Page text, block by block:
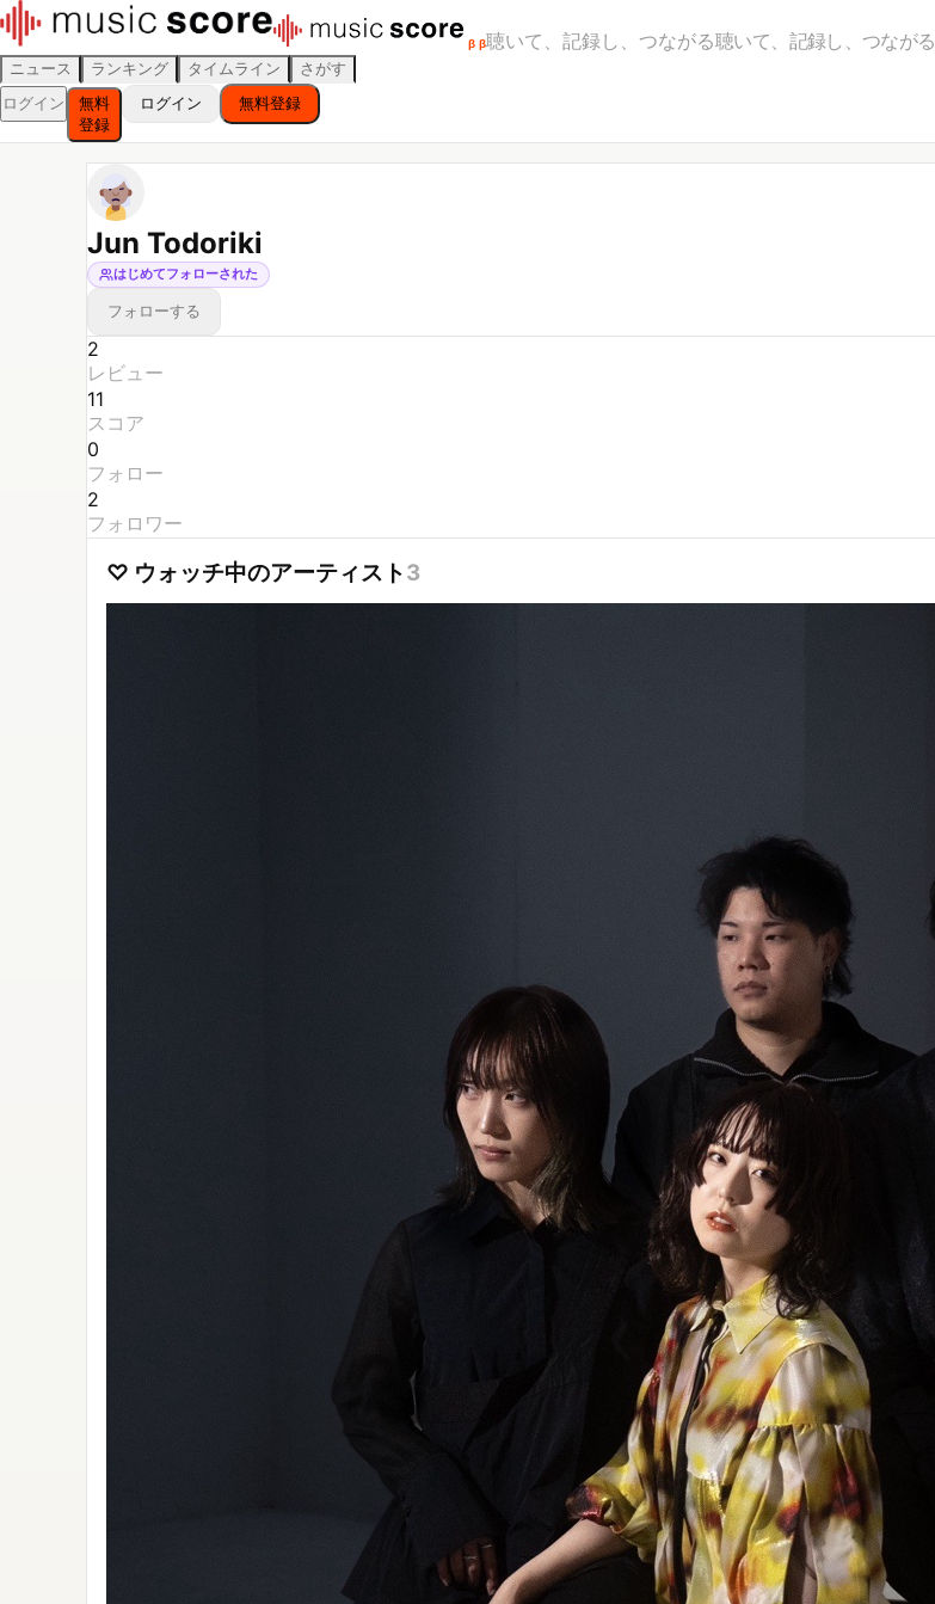
β β聴いて、記録し、つながる聴いて、記録し、つながる
ニュース ランキング タイムライン
さがす
ログイン
無料
登録
ログイン 無料登録
Jun Todoriki
はじめてフォローされた
フォローする
2
レビュー
11
スコア
0
フォロー
2
フォロワー
♡ ウォッチ中のアーティスト3